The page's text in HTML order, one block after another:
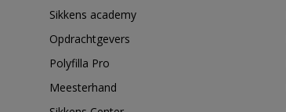
Sikkens academy
Opdrachtgevers
Polyfilla Pro
Meesterhand